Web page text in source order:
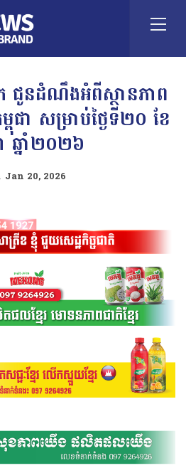
ជូនដំណឹងអំពីស្ថានភាព
ជា សម្រាប់ថ្ងៃទី២០ ខែ
ឆ្នាំ២០២៦
Jan 20, 2026